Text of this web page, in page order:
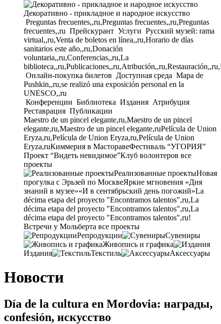
Декоративно - прикладное и народное искусство
Preguntas frecuentes,,ru,Preguntas frecuentes,,ru,Preguntas
frecuentes,,ru Прейскурант Услуги Русский музей: rama
virtual,,ru,Venta de boletos en línea,,ru,Horario de días
sanitarios este año,,ru,Donación
voluntaria,,ru,Conferencias,,ru,La
Онлайн-покупка билетов Доступная среда Mapa de
Pushkin,,ru,se realizó una exposición personal en la
UNESCO,,ru
Конференции Библиотека Издания Атрибуция
Реставрация Публикации
Maestro de un pincel elegante,ru,Maestro de un pincel
elegante,ru,Maestro de un pincel elegante,ruPelícula de Union
Eryza,ru,Película de Union Eryza,ru,Película de Union
Eryza,ruКиммерия в МасторавеФестиваль “УГОРИЯ”
Проект “Видеть невидимое”Клуб волонтеров все
проекты
Реализованные проектыНовая
прогулка с Эрьзей по МосквеЯркие мгновения «Дня
знаний в музее»«И в сентябрьский день погожий»La
décima etapa del proyecto "Encontramos talentos",ru,La
décima etapa del proyecto "Encontramos talentos",ru,La
décima etapa del proyecto "Encontramos talentos",ru!
Встречи у Мольберта все проекты
Репродукции
Сувениры
Живопись и графика
Издания
Текстиль Аксессуары
Новости
Día de la cultura en Mordovia: награды,
confesión, искусство